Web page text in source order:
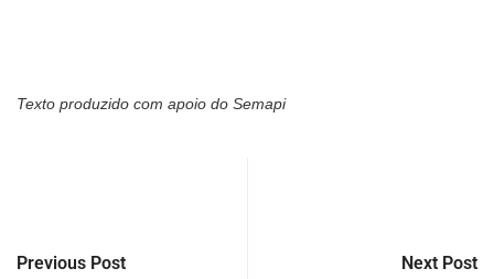
Texto produzido com apoio do Semapi
Previous Post Next Post